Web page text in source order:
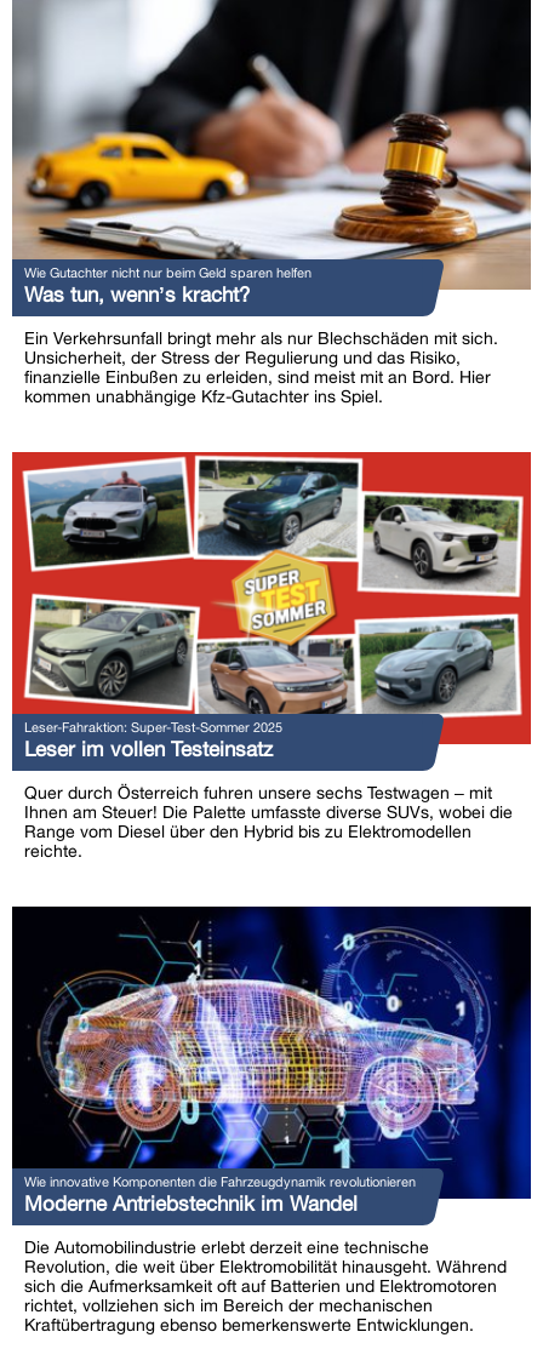
Wie Gutachter nicht nur beim Geld sparen helfen
Was tun, wenn’s kracht?
Ein Verkehrsunfall bringt mehr als nur Blechschäden mit sich.
Unsicherheit, der Stress der Regulierung und das Risiko,
finanzielle Einbußen zu erleiden, sind meist mit an Bord. Hier
kommen unabhängige Kfz-Gutachter ins Spiel.
Leser-Fahraktion: Super-Test-Sommer 2025
Leser im vollen Testeinsatz
Quer durch Österreich fuhren unsere sechs Testwagen – mit
Ihnen am Steuer! Die Palette umfasste diverse SUVs, wobei die
Range vom Diesel über den Hybrid bis zu Elektromodellen
reichte.
Wie innovative Komponenten die Fahrzeugdynamik revolutionieren
Moderne Antriebstechnik im Wandel
Die Automobilindustrie erlebt derzeit eine technische
Revolution, die weit über Elektromobilität hinausgeht. Während
sich die Aufmerksamkeit oft auf Batterien und Elektromotoren
richtet, vollziehen sich im Bereich der mechanischen
Kraftübertragung ebenso bemerkenswerte Entwicklungen.